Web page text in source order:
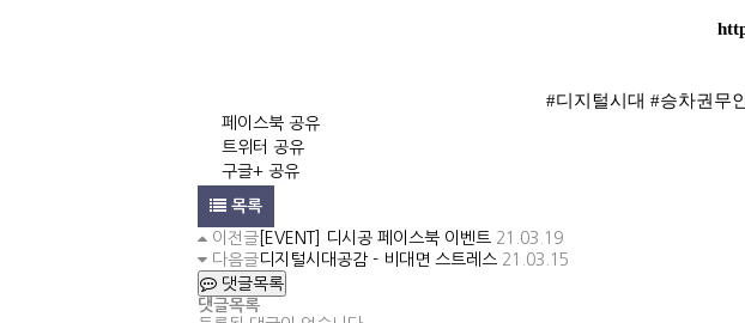
#디지털시대 #승차권무
페이스북 공유
트위터 공유
구글+ 공유
목록
이전글 [EVENT] 디시공 페이스북 이벤트 21.03.19
다음글디지털시대공감 - 비대면 스트레스 21.03.15
댓글목록
댓글목록